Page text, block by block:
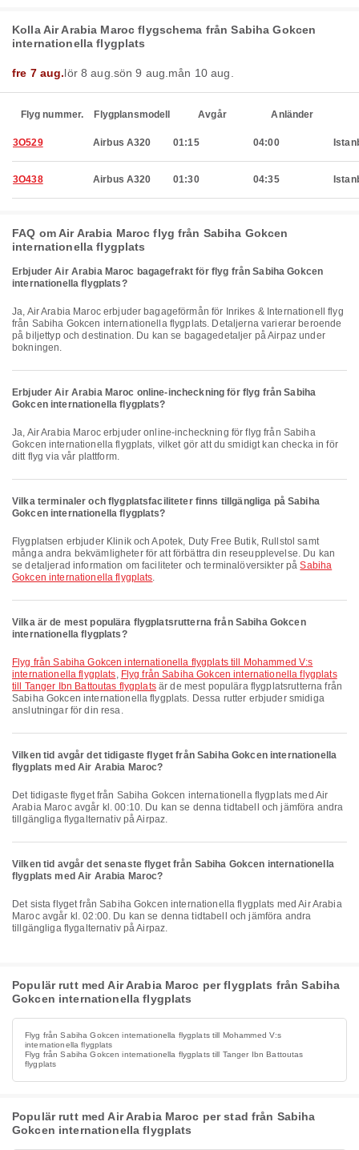
Kolla Air Arabia Maroc flygschema från Sabiha Gokcen
internationella flygplats
fre 7 aug.lör 8 aug. sön 9 aug. mån 10 aug.
Flyg nummer. Flygplansmodell Avgår Anländer
3O529 Airbus A320 01:15 04:00
3O438 Airbus A320 01:30 04:35
FAQ om Air Arabia Maroc flyg från Sabiha Gokcen
internationella flygplats
Erbjuder Air Arabia Maroc bagagefrakt för flyg från Sabiha Gokcen
internationella flygplats?
Ja, Air Arabia Maroc erbjuder bagageförmån för Inrikes & Internationell flyg
från Sabiha Gokcen internationella flygplats. Detaljerna varierar beroende
på biljettyp och destination. Du kan se bagagedetaljer på Airpaz under
bokningen.
Erbjuder Air Arabia Maroc online-incheckning för flyg från Sabiha
Gokcen internationella flygplats?
Ja, Air Arabia Maroc erbjuder online-incheckning för flyg från Sabiha
Gokcen internationella flygplats, vilket gör att du smidigt kan checka in för
ditt flyg via vår plattform.
Vilka terminaler och flygplatsfaciliteter finns tillgängliga på Sabiha
Gokcen internationella flygplats?
Flygplatsen erbjuder Klinik och Apotek, Duty Free Butik, Rullstol samt
många andra bekvämligheter för att förbättra din reseupplevelse. Du kan
se detaljerad information om faciliteter och terminalöversikter påSabiha
Gokcen internationella flygplats.
Vilka är de mest populära flygplatsrutterna från Sabiha Gokcen
internationella flygplats?
Flyg från Sabiha Gokcen internationella flygplats till Mohammed V:s
internationella flygplats, Flyg från Sabiha Gokcen internationella flygplats
till Tanger Ibn Battoutas flygplatsär de mest populära flygplatsrutterna från
Sabiha Gokcen internationella flygplats. Dessa rutter erbjuder smidiga
anslutningar för din resa.
Vilken tid avgår det tidigaste flyget från Sabiha Gokcen internationella
flygplats med Air Arabia Maroc?
Det tidigaste flyget från Sabiha Gokcen internationella flygplats med Air
Arabia Maroc avgår kl. 00:10. Du kan se denna tidtabell och jämföra andra
tillgängliga flygalternativ på Airpaz.
Vilken tid avgår det senaste flyget från Sabiha Gokcen internationella
flygplats med Air Arabia Maroc?
Det sista flyget från Sabiha Gokcen internationella flygplats med Air Arabia
Maroc avgår kl. 02:00. Du kan se denna tidtabell och jämföra andra
tillgängliga flygalternativ på Airpaz.
Populär rutt med Air Arabia Maroc per flygplats från Sabiha
Gokcen internationella flygplats
Flyg från Sabiha Gokcen internationella flygplats till Mohammed V:s
internationella flygplats
Flyg från Sabiha Gokcen internationella flygplats till Tanger Ibn Battoutas
flygplats
Populär rutt med Air Arabia Maroc per stad från Sabiha
Gokcen internationella flygplats